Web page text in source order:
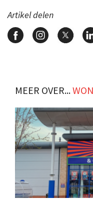
Artikel delen
MEER OVER...